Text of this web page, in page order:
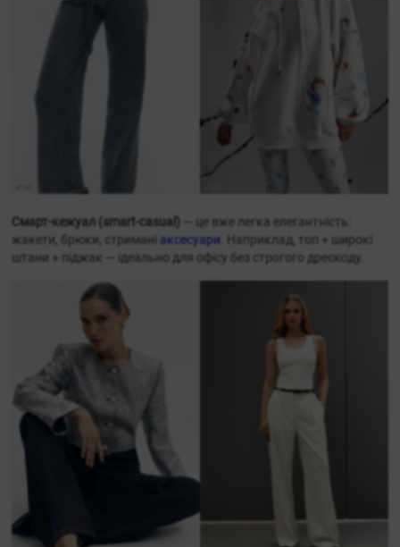
Смарт-кежуал (smart-casual)
— це вже легка елегантність:
жакети, брюки, стримані аксесуари . Наприклад, топ + широкі
штани + піджак — ідеально для офісу без строгого дрескоду.